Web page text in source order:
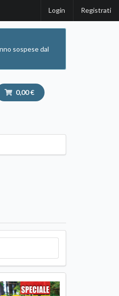
Login Registrati
sospese dal
0,00 €